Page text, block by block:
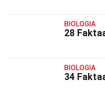
BIOLOGIA
28
BIOLOGIA
34